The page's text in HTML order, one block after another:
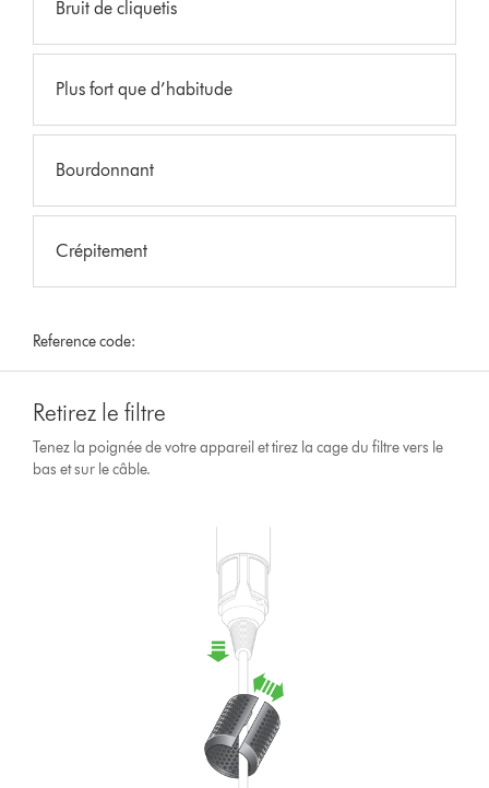
Bruit de cliquetis
Plus fort que d’habitude
Bourdonnant
Crépitement
Reference code:
Retirez le filtre
Tenez la poignée de votre appareil et tirez la cage du filtre vers le
bas et sur le câble.